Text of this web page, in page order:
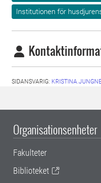
Institutionen för
SIDANSVARIG:
Organisationsenheter
Fakulteter
Biblioteket